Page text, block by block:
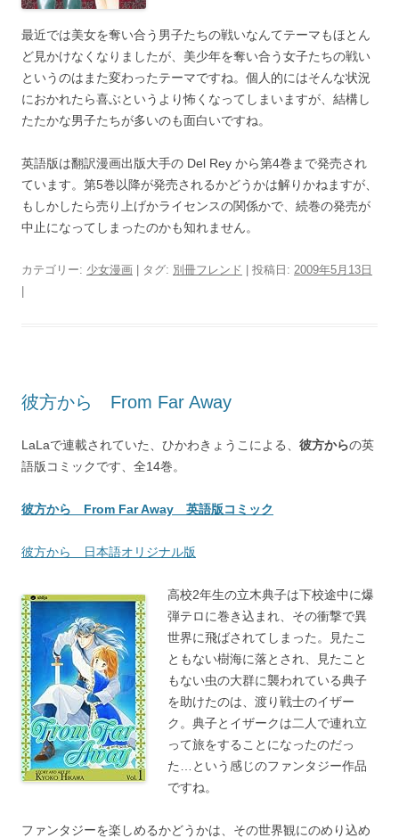
最近では美女を奪い合う男子たちの戦いなんてテーマもほとん
ど見かけなくなりましたが、美少年を奪い合う女子たちの戦い
というのはまた変わったテーマですね。個人的にはそんな状況
におかれたら喜ぶというより怖くなってしまいますが、結構し
たたかな男子たちが多いのも面白いですね。
英語版は翻訳漫画出版大手の Del Rey から第4巻まで発売され
ています。第5巻以降が発売されるかどうかは解りかねますが、
もしかしたら売り上げかライセンスの関係かで、続巻の発売が
中止になってしまったのかも知れません。
カテゴリー: 少女漫画 | タグ: 別冊フレンド | 投稿日: 2009年5月13日
彼方から From Far Away
LaLaで連載されていた、ひかわきょうこによる、 彼方からの英
語版コミックです、全14巻。
彼方から From Far Away 英語版コミック
彼方から 日本語オリジナル版
高校2年生の立木典子は下校途中に爆
弾テロに巻き込まれ、その衝撃で異
世界に飛ばされてしまった。見たこ
ともない樹海に落とされ、見たこと
もない虫の大群に襲われている典子
を助けたのは、渡り戦士のイザー
ク。典子とイザークは二人で連れ立
って旅をすることになったのだっ
た…という感じのファンタジー作品
ですね。
ファンタジーを楽しめるかどうかは、その世界観にのめり込め